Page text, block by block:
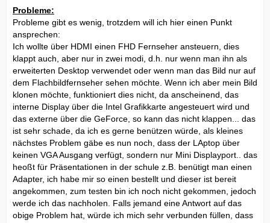
Probleme:
Probleme gibt es wenig, trotzdem will ich hier einen Punkt
ansprechen:
Ich wollte über HDMI einen FHD Fernseher ansteuern, dies
klappt auch, aber nur in zwei modi, d.h. nur wenn man ihn als
erweiterten Desktop verwendet oder wenn man das Bild nur auf
dem Flachbildfernseher sehen möchte. Wenn ich aber mein Bild
klonen möchte, funktioniert dies nicht, da anscheinend, das
interne Display über die Intel Grafikkarte angesteuert wird und
das externe über die GeForce, so kann das nicht klappen... das
ist sehr schade, da ich es gerne benützen würde, als kleines
nächstes Problem gäbe es nun noch, dass der LAptop über
keinen VGA Ausgang verfügt, sondern nur Mini Displayport.. das
heoßt für Präsentationen in der schule z.B. benütigt man einen
Adapter, ich habe mir so einen bestellt und dieser ist bereit
angekommen, zum testen bin ich noch nicht gekommen, jedoch
werde ich das nachholen. Falls jemand eine Antwort auf das
obige Problem hat, würde ich mich sehr verbunden füllen, dass